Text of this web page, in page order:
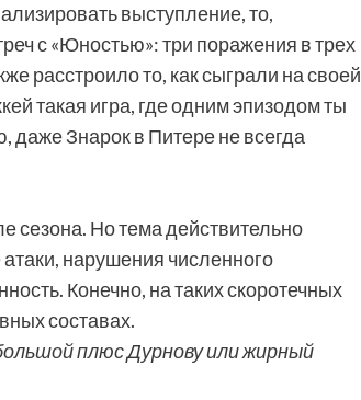
выступление, то,
с «Юностью»: три поражения в трех
расстроило то, как сыграли на своей
такая игра, где одним эпизодом ты
Знарок в Питере не всегда
сезона. Но тема действительно
нарушения численного
Конечно, на таких скоротечных
составах.
плюс Дурнову или жирный